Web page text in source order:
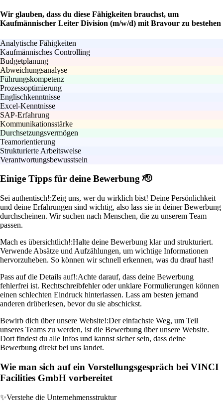
Wir glauben, dass du diese Fähigkeiten brauchst, um
Kaufmännischer Leiter Division (m/w/d) mit Bravour zu bestehen
Analytische Fähigkeiten
Kaufmännisches Controlling
Budgetplanung
Abweichungsanalyse
Führungskompetenz
Prozessoptimierung
Englischkenntnisse
Excel-Kenntnisse
SAP-Erfahrung
Kommunikationsstärke
Durchsetzungsvermögen
Teamorientierung
Strukturierte Arbeitsweise
Verantwortungsbewusstsein
Einige Tipps für deine Bewerbung 🫡
Sei authentisch!:Zeig uns, wer du wirklich bist! Deine Persönlichkeit
und deine Erfahrungen sind wichtig, also lass sie in deiner Bewerbung
durchscheinen. Wir suchen nach Menschen, die zu unserem Team
passen.
Mach es übersichtlich!:Halte deine Bewerbung klar und strukturiert.
Verwende Absätze und Aufzählungen, um wichtige Informationen
hervorzuheben. So können wir schnell erkennen, was du drauf hast!
Pass auf die Details auf!:Achte darauf, dass deine Bewerbung
fehlerfrei ist. Rechtschreibfehler oder unklare Formulierungen können
einen schlechten Eindruck hinterlassen. Lass am besten jemand
anderen drüberlesen, bevor du sie abschickst.
Bewirb dich über unsere Website!:Der einfachste Weg, um Teil
unseres Teams zu werden, ist die Bewerbung über unsere Website.
Dort findest du alle Infos und kannst sicher sein, dass deine
Bewerbung direkt bei uns landet.
Wie man sich auf ein Vorstellungsgespräch bei VINCI
Facilities GmbH vorbereitet
✨Verstehe die Unternehmensstruktur